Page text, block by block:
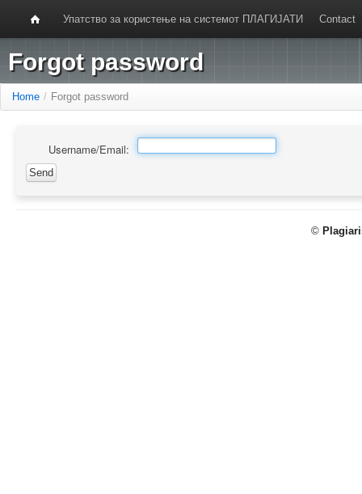
Упатство за користење на системот ПЛАГИЈАТИ Contact
Forgot password
Home / Forgot password
Username/Email:
©